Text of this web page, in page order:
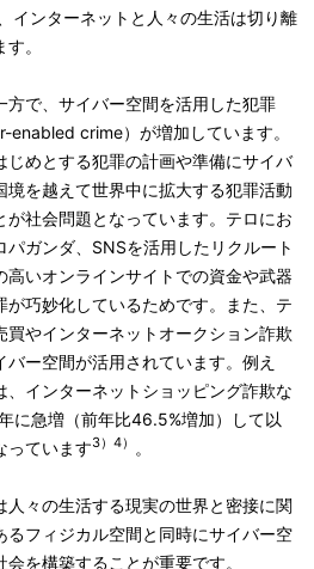
、インターネットと人々の生活は切り離
。
方で、サイバー空間を活用した犯罪
enabled crime）が増加しています。
じめとする犯罪の計画や準備にサイバ
境を越えて世界中に拡大する犯罪活動
社会問題となっています。テロにお
ガンダ、SNSを活用したリクルート
いオンラインサイトでの資金や武器
巧妙化しているためです。また、テ
買やインターネットオークション詐欺
ー空間が活用されています。例え
、インターネットショッピング詐欺な
に急増（前年比46.5%増加）して以
っています3）4） 。
人々の生活する現実の世界と密接に関
るフィジカル空間と同時にサイバー空
を構築することが重要です。